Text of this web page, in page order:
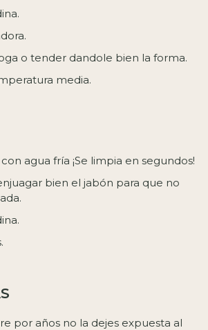
o tender dandole bien la forma.
media.
agua fría ¡Se limpia en segundos!
bien el jabón para que no
por años no la dejes expuesta al